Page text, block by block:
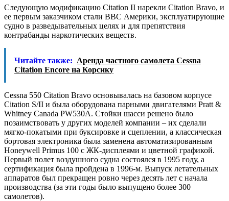
Следующую модификацию Citation II нарекли Citation Bravo, и
ее первым заказчиком стали ВВС Америки, эксплуатирующие
судно в разведывательных целях и для препятствия
контрабанды наркотических веществ.
Читайте также: Аренда частного самолета Cessna
Citation Encore на Корсику
Cеssna 550 Citаtion Bravo основывалась на базовом корпусе
Citatiоn S/II и была оборудована парными двигателями Pratt &
Whitney Canada PW530A. Стойки шасси решено было
позаимствовать у других моделей компании – их сделали
мягко-покатыми при буксировке и сцеплении, а классическая
бортовая электроника была заменена автоматизированным
Honeywell Primus 100 с ЖК-дисплеями и цветной графикой.
Первый полет воздушного судна состоялся в 1995 году, а
сертификация была пройдена в 1996-м. Выпуск летательных
аппаратов был прекращен ровно через десять лет с начала
производства (за эти годы было выпущено более 300
самолетов).